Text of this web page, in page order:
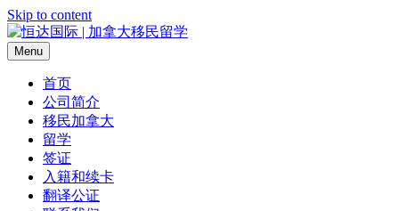
Skip to content
Menu
首页
公司简介
移民加拿大
留学
签证
入籍和续卡
翻译公证